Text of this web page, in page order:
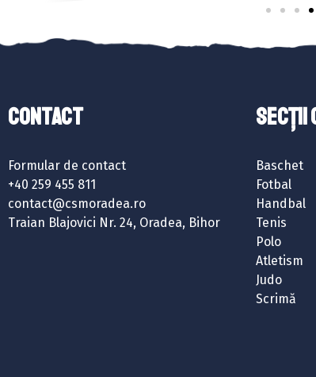
Contact
Formular de contact
+40 259 455 811
contact@csmoradea.ro
Traian Blajovici Nr. 24, Oradea, Bihor
SECȚII
Baschet
Fotbal
Handbal
Tenis
Polo
Atletism
Judo
Scrimă